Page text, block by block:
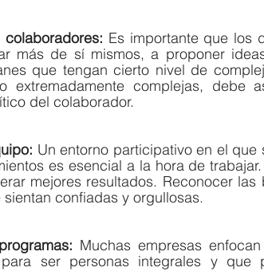
Es importante que los
más de sí mismos, a proponer
que tengan cierto nivel de
extremadamente complejas, debe
del colaborador.
Un entorno participativo en el
es esencial a la hora de
mejores resultados. Reconocer
confiadas y orgullosas.
Muchas empresas
para ser personas integrales y